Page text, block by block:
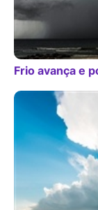
Frio avança e